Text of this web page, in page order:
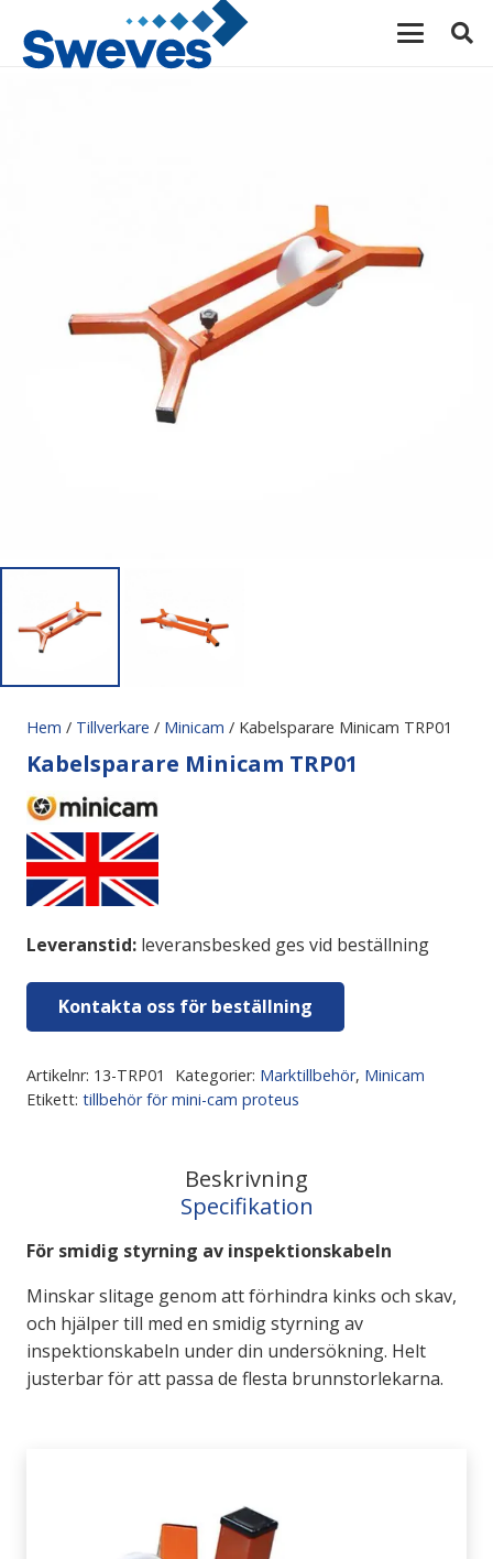
Hem / Tillverkare / Minicam / Kabelsparare Minicam TRP01
Kabelsparare Minicam TRP01
Leveranstid: leveransbesked ges vid beställning
Kontakta oss för beställning
Artikelnr: 13-TRP01 Kategorier: Marktillbehör, Minicam
Etikett: tillbehör för mini-cam proteus
Beskrivning
Specifikation
För smidig styrning av inspektionskabeln
Minskar slitage genom att förhindra kinks och skav,
och hjälper till med en smidig styrning av
inspektionskabeln under din undersökning. Helt
justerbar för att passa de flesta brunnstorlekarna.